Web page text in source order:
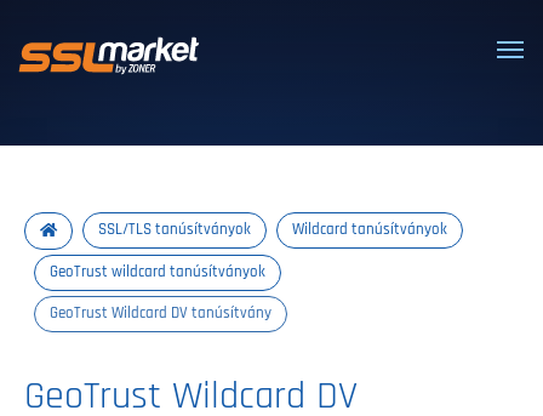
Megbízható SSL/TLS tanúsítványok
SSL/TLS tanúsítványok Wildcard tanúsítványok
GeoTrust wildcard tanúsítványok
GeoTrust Wildcard DV tanúsítvány
GeoTrust Wildcard DV